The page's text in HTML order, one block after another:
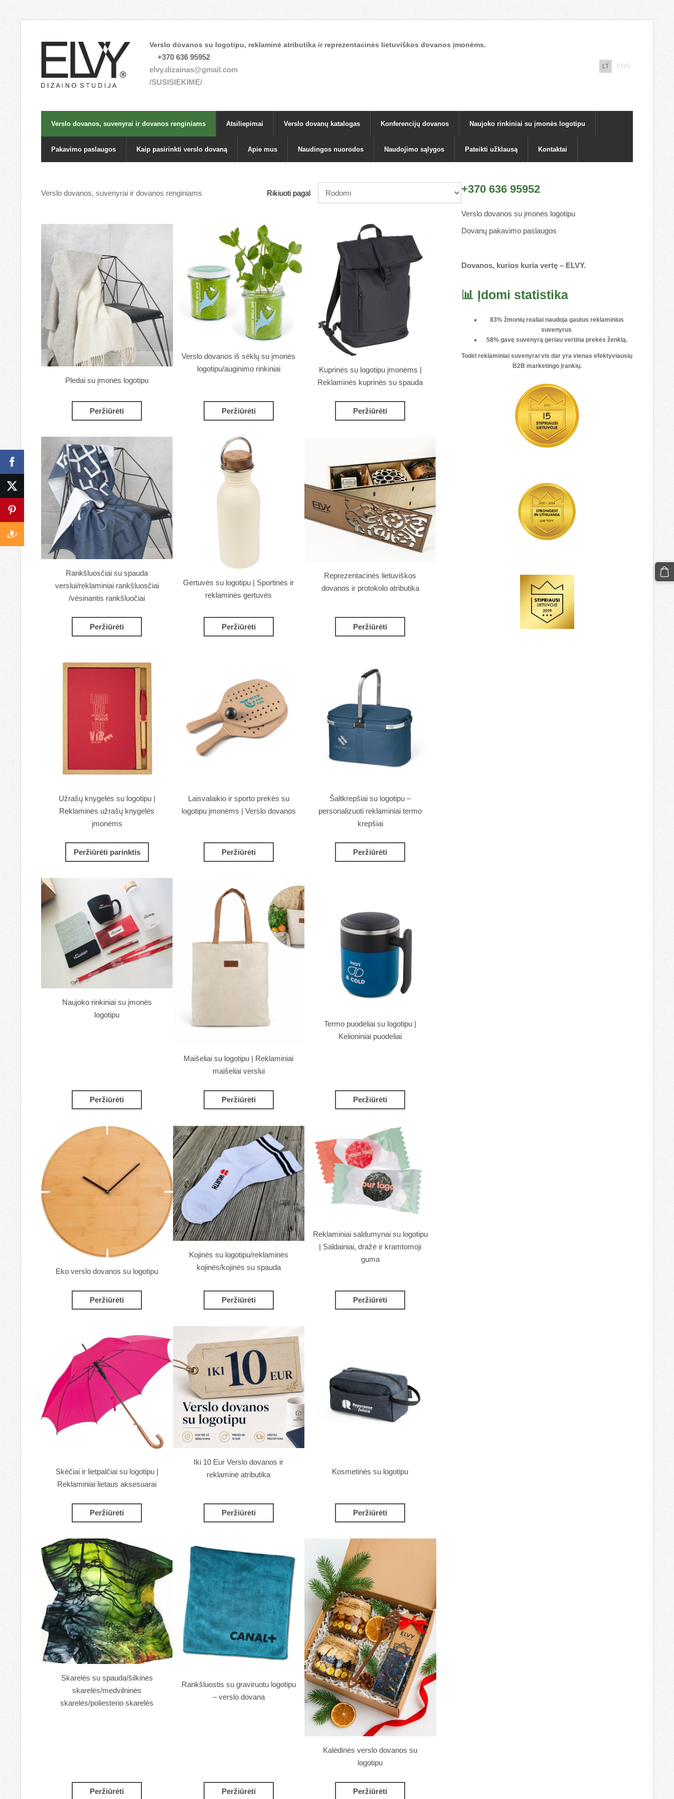
Verslo dovanos su logotipu, reklaminė atributika ir reprezentacinės lietuviškos dovanos įmonėms.
+370 636 95952
elvy.dizainas@gmail.com
/SUSISIEKIME/
LT ENG
Verslo dovanos, suvenyrai ir dovanos renginiams Atsiliepimai Verslo dovanų katalogas Konferencijų dovanos Naujoko rinkiniai su įmonės logotipu
Pakavimo paslaugos Kaip pasirinkti verslo dovaną Apie mus Naudingos nuorodos Naudojimo sąlygos Pateikti užklausą Kontaktai
+370 636 95952
Verslo dovanos su įmonės logotipu
Dovanų pakavimo paslaugos
Dovanos, kurios kuria vertę – ELVY.
📊 Įdomi statistika
83% žmonių realiai naudoja gautus reklaminius
suvenyrus.
58% gavę suvenyrą geriau vertina prekės ženklą.
Todėl reklaminiai suvenyrai vis dar yra vienasefektyviausių
B2B marketingo įrankių.
Verslo dovanos, suvenyrai ir dovanos renginiams Rikiuoti pagal
Pledai su įmonės logotipu
Peržiūrėti
Verslo dovanos iš sėklų su įmonės
logotipu/auginimo rinkiniai
Peržiūrėti
Kuprinės su logotipu įmonėms |
Reklaminės kuprinės su spauda
Peržiūrėti
Rankšluosčiai su spauda
verslui/reklaminiai rankšluosčiai
/vėsinantis rankšluočiai
Peržiūrėti
Gertuvės su logotipu | Sportinės ir
reklaminės gertuvės
Peržiūrėti
Reprezentacinės lietuviškos
dovanos ir protokolo atributika
Peržiūrėti
Užrašų knygelės su logotipu |
Reklaminės užrašų knygelės
įmonėms
Peržiūrėti parinktis
Laisvalaikio ir sporto prekės su
logotipu įmonėms | Verslo dovanos
Peržiūrėti
Šaltkrepšiai su logotipu –
personalizuoti reklaminiai termo
krepšiai
Peržiūrėti
Naujoko rinkiniai su įmonės
logotipu
Peržiūrėti
Maišeliai su logotipu | Reklaminiai
maišeliai verslui
Peržiūrėti
Termo puodeliai su logotipu |
Kelioniniai puodeliai
Peržiūrėti
Eko verslo dovanos su logotipu
Peržiūrėti
Kojinės su logotipu/reklaminės
kojinės/kojinės su spauda
Peržiūrėti
Reklaminiai saldumynai su logotipu
| Saldainiai, dražė ir kramtomoji
guma
Peržiūrėti
Skėčiai ir lietpalčiai su logotipu |
Reklaminiai lietaus aksesuarai
Peržiūrėti
Iki 10 Eur Verslo dovanos ir
reklaminė atributika
Peržiūrėti
Kosmetinės su logotipu
Peržiūrėti
Skarelės su spauda/šilkinės
skarelės/medvilninės
skarelės/poliesterio skarelės
Peržiūrėti
Rankšluostis su graviruotu logotipu
– verslo dovana
Peržiūrėti
Kalėdinės verslo dovanos su
logotipu
Peržiūrėti